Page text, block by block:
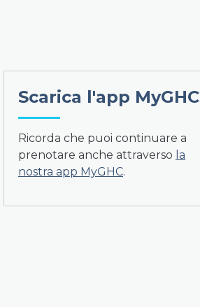
Scarica l'app MyGHC
Ricorda che puoi continuare a
prenotare anche attraverso la
nostra app MyGHC.